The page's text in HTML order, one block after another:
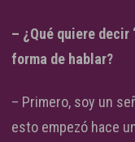
– ¿Qué quiere decir
forma de hablar?
– Primero, soy un
esto empezó hace